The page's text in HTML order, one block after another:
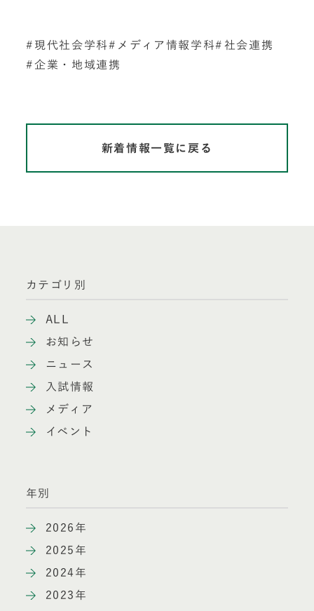
現代社会学科 メディア情報学科
社会連携
企業・地域連携
新着情報一覧に戻る
カテゴリ別
ALL
お知らせ
ニュース
入試情報
メディア
イベント
年別
2026年
2025年
2024年
2023年